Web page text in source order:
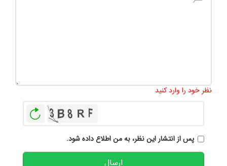
نظر خود را وارد کنید
پس از انتشار این نظر، به من اطلاع داده شود.
ارسال